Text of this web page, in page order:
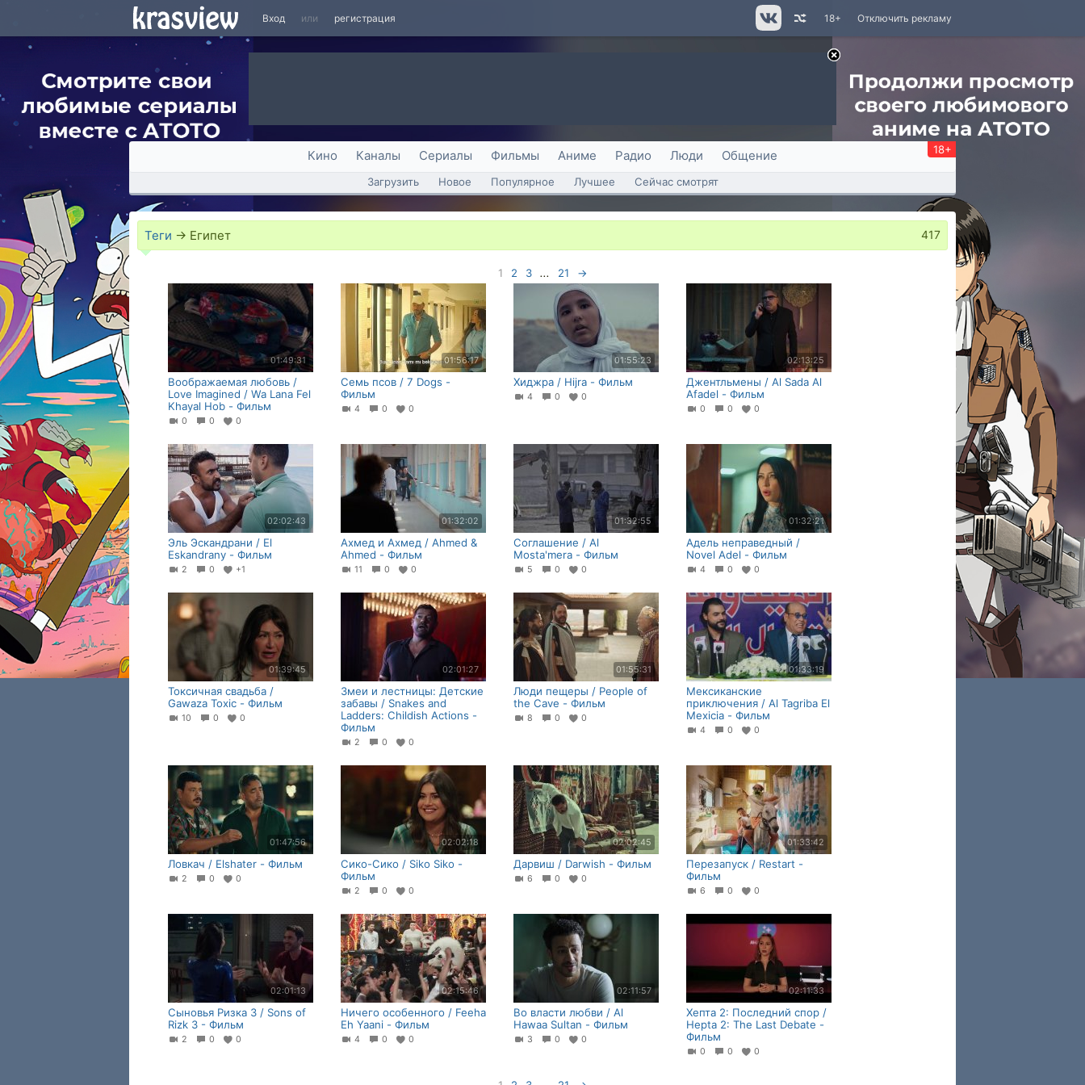
Вход или регистрация Отключить рекламу
18+
Кино Каналы Сериалы Фильмы Аниме Радио Люди Общение 18+
Загрузить Новое Популярное Лучшее Сейчас смотрят
Теги → Египет 417
1 2 3 ... 21 →
01:49:31
Воображаемая любовь /
Love Imagined / Wa Lana Fel
Khayal Hob - Фильм
0 0 0
01:56:17
Семь псов / 7 Dogs -
Фильм
4 0 0
01:55:23
Хиджра / Hijra - Фильм
4 0 0
02:13:25
Джентльмены / Al Sada Al
Afadel - Фильм
0 0 0
02:02:43
Эль Эскандрани / El
Eskandrany - Фильм
2 0 +1
01:32:02
Ахмед и Ахмед / Ahmed &
Ahmed - Фильм
11 0 0
01:32:55
Соглашение / Al
Mosta'mera - Фильм
5 0 0
01:32:21
Адель неправедный /
Novel Adel - Фильм
4 0 0
01:39:45
Токсичная свадьба /
Gawaza Toxic - Фильм
10 0 0
02:01:27
Змеи и лестницы: Детские
забавы / Snakes and
Ladders: Childish Actions -
Фильм
2 0 0
01:55:31
Люди пещеры / People of
the Cave - Фильм
8 0 0
01:33:19
Мексиканские
приключения / Al Tagriba El
Mexicia - Фильм
4 0 0
01:47:56
Ловкач / Elshater - Фильм
2 0 0
02:02:18
Сико-Сико / Siko Siko -
Фильм
2 0 0
02:02:45
Дарвиш / Darwish - Фильм
6 0 0
01:33:42
Перезапуск / Restart -
Фильм
6 0 0
02:01:13
Сыновья Ризка 3 / Sons of
Rizk 3 - Фильм
2 0 0
02:15:46
Ничего особенного / Feeha
Eh Yaani - Фильм
4 0 0
02:11:57
Во власти любви / Al
Hawaa Sultan - Фильм
3 0 0
02:11:33
Хепта 2: Последний спор /
Hepta 2: The Last Debate -
Фильм
0 0 0